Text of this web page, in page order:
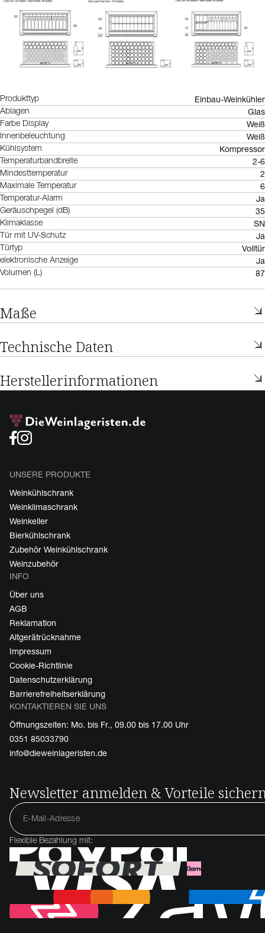
Produkttyp Einbau-Weinkühler
Ablagen Glas
Farbe Display Weiß
Innenbeleuchtung Weiß
Kühlsystem Kompressor
Temperaturbandbreite 2-6
Mindesttemperatur 2
Maximale Temperatur 6
Temperatur-Alarm Ja
Geräuschpegel (dB) 35
Klimaklasse SN
Tür mit UV-Schutz Ja
Türtyp Volltür
elektronische Anzeige Ja
Volumen (L) 87
Maße
Technische Daten
Herstellerinformationen
UNSERE PRODUKTE
Weinkühlschrank
Weinklimaschrank
Weinkeller
Bierkühlschrank
Zubehör Weinkühlschrank
Weinzubehör
INFO
Über uns
AGB
Reklamation
Altgerätrücknahme
Impressum
Cookie-Richtlinie
Datenschutzerklärung
Barrierefreiheitserklärung
KONTAKTIEREN SIE UNS
Öffnungszeiten: Mo. bis Fr., 09.00 bis 17.00 Uhr
0351 85033790
info@dieweinlageristen.de
Newsletter anmelden & Vorteile
Flexible Bezahlung mit: